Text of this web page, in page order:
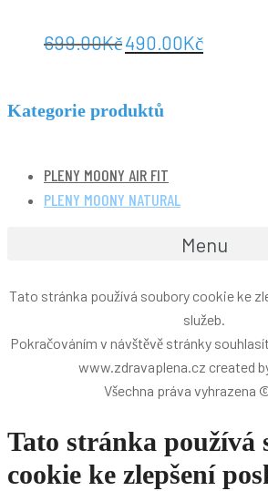
699.00Kč490.00Kč
Kategorie produktů
PLENY MOONY AIR FIT
PLENY MOONY NATURAL
Menu
Tato stránka používá soubory cookie ke
služeb.
Pokračováním v návštěvě stránky
www.zdravaplena.cz created
Všechna práva vyhrazena
Tato stránka používá
cookie ke zlepšení